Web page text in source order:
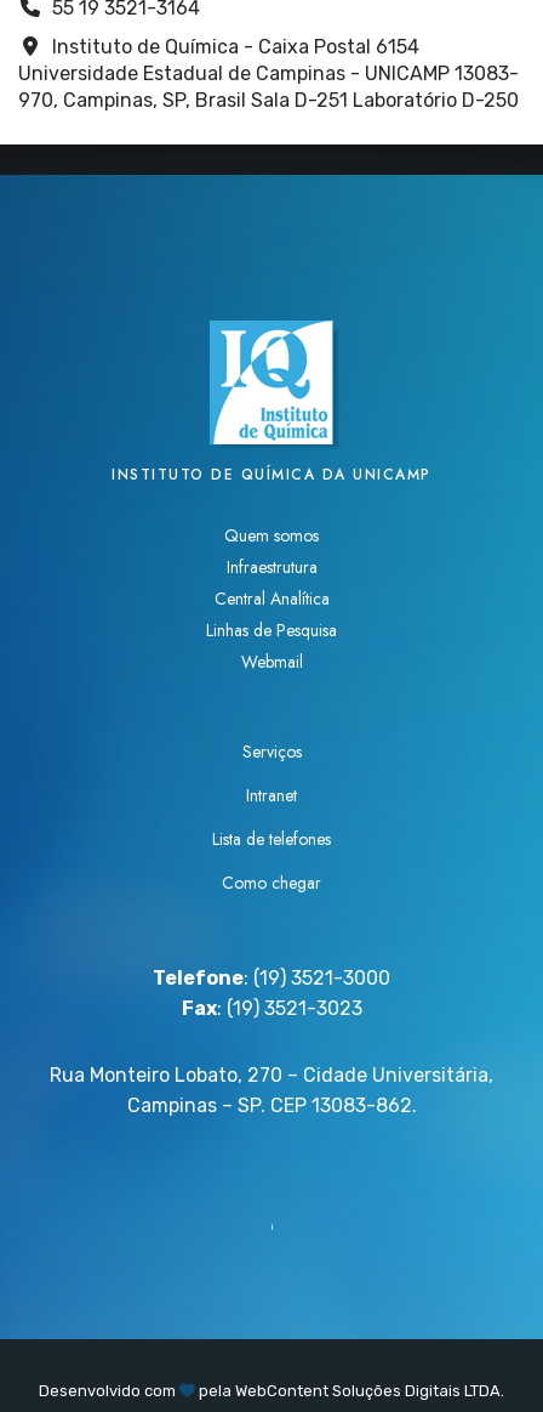
55 19 3521-3164
Instituto de Química - Caixa Postal 6154
Universidade Estadual de Campinas - UNICAMP 13083-
970, Campinas, SP, Brasil Sala D-251 Laboratório D-250
INSTITUTO DE QUÍMICA DA UNICAMP
Quem somos
Infraestrutura
Central Analítica
Linhas de Pesquisa
Webmail
Serviços
Intranet
Lista de telefones
Como chegar
Telefone: (19) 3521-3000
Fax: (19) 3521-3023
Rua Monteiro Lobato, 270 – Cidade Universitária,
Campinas – SP. CEP 13083-862.
Desenvolvido com pela WebContent Soluções Digitais LTDA.